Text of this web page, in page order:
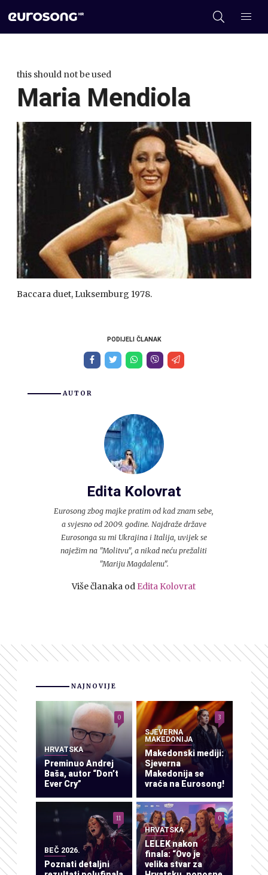
this should not be used
Maria Mendiola
Baccara duet, Luksemburg 1978.
PODIJELI ČLANAK
AUTOR
Edita Kolovrat
Eurosong zbog majke pratim od kad znam sebe,
a svjesno od 2009. godine. Najdraže države
Eurosonga su mi Ukrajina i Italija, uvijek se
naježim na "Molitvu", a nikad neću prežaliti
"Mariju Magdalenu".
Više članaka od Edita Kolovrat
NAJNOVIJE
HRVATSKA
Preminuo Andrej
Baša, autor “Don’t
Ever Cry”
0
SJEVERNA
MAKEDONIJA
Makedonski mediji:
Sjeverna
Makedonija se
vraća na Eurosong!
3
BEČ 2026.
Poznati detaljni
11
HRVATSKA
LELEK nakon
finala: “Ovo je
velika stvar za
0